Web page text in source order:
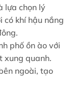
lựa chọn lý
có khí hậu nắng
phố ồn ào với
xung quanh.
ngoài, tạo